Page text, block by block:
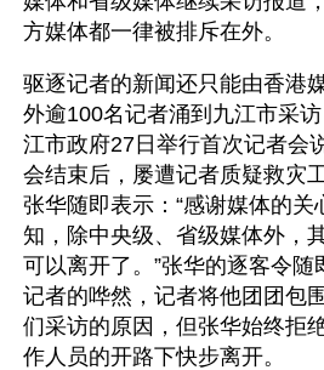
方媒体都一律被排斥在外。
驱逐记者的新闻还只能由香港
外逾100名记者涌到九江市采
江市政府27日举行首次记者会
会结束后，屡遭记者质疑救灾
张华随即表示：“感谢媒体的关
知，除中央级、省级媒体外，
可以离开了。”张华的逐客令随
记者的哗然，记者将他团团包
们采访的原因，但张华始终拒
作人员的开路下快步离开。